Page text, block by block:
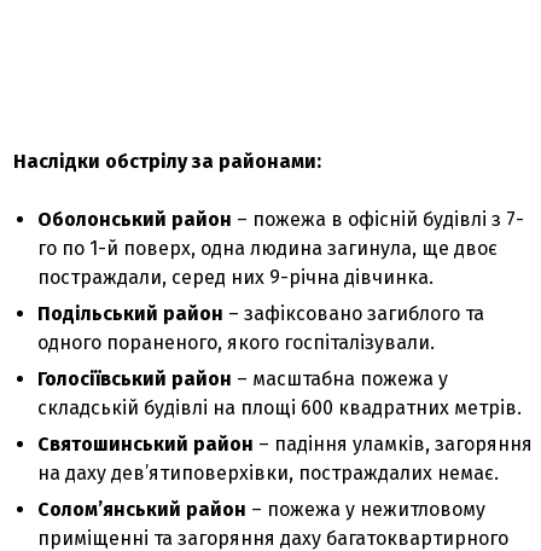
Наслідки обстрілу за районами:
Оболонський район – пожежа в офісній будівлі з 7-
го по 1-й поверх, одна людина загинула, ще двоє
постраждали, серед них 9-річна дівчинка.
Подільський район – зафіксовано загиблого та
одного пораненого, якого госпіталізували.
Голосіївський район – масштабна пожежа у
складській будівлі на площі 600 квадратних метрів.
Святошинський район – падіння уламків, загоряння
на даху дев’ятиповерхівки, постраждалих немає.
Солом’янський район – пожежа у нежитловому
приміщенні та загоряння даху багатоквартирного